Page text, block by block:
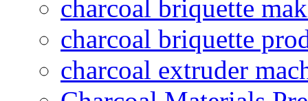
charcoal briquette
charcoal briquette
charcoal extruder